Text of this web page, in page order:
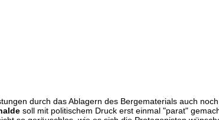
durch das Ablagern des Bergematerials auch
soll mit politischem Druck erst einmal "parat"